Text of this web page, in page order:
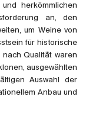
herkömmlichen
an, den
um Weine von
für historische
Qualität waren
ausgewählten
Auswahl der
Anbau und